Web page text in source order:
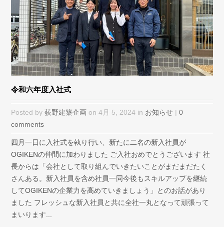
令和六年度入社式
Posted by荻野建築企画 on 4月 5, 2024 in お知らせ |0
comments
四月一日に入社式を執り行い、新たに二名の新入社員が
OGIKENの仲間に加わりました ご入社おめでとうございます 社
長からは「会社として取り組んでいきたいことがまだまだたく
さんある。新入社員を含め社員一同今後もスキルアップを継続
してOGIKENの企業力を高めていきましょう」とのお話があり
ました フレッシュな新入社員と共に全社一丸となって頑張って
まいります...